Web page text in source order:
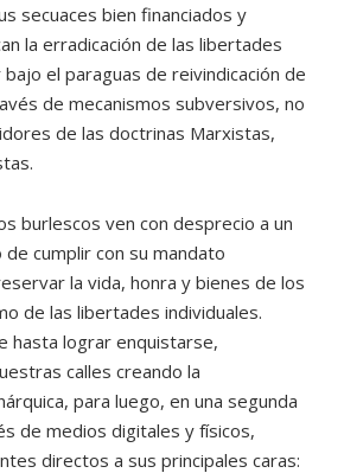
secuaces bien financiados y
la erradicación de las libertades
el paraguas de reivindicación de
de mecanismos subversivos, no
de las doctrinas Marxistas,
burlescos ven con desprecio a un
cumplir con su mandato
la vida, honra y bienes de los
de las libertades individuales.
hasta lograr enquistarse,
calles creando la
para luego, en una segunda
de medios digitales y físicos,
directos a sus principales caras: